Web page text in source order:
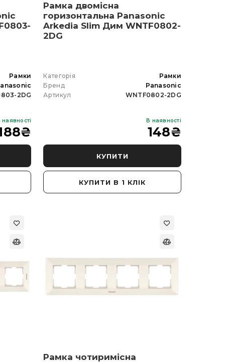
Рамки
2DG
наявності
₴
Рамка двомісна
горизонтальна Panasonic
Arkedia Slim Дим WNTF0802-
2DG
Категорія
Рамки
Бренд
Panasonic
Артикул
WNTF0802-2DG
В наявності
148₴
КУПИТИ
КУПИТИ В 1 КЛІК
Рамка чотиримісна